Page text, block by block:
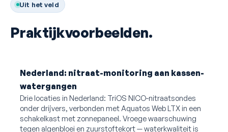
Uit het veld
Praktijkvoorbeelden.
Nederland: nitraat-monitoring aan kassen-
watergangen
Drie locaties in Nederland: TriOS NICO-nitraatsondes
onder drijvers, verbonden met Aquatos Web LTX in een
schakelkast met zonnepaneel. Vroege waarschuwing
tegen algenbloei en zuurstoftekort — waterkwaliteit is